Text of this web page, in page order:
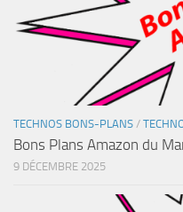
TECHNOS BONS-PLANS /
Bons Plans Amazon du
9 DÉCEMBRE 2025